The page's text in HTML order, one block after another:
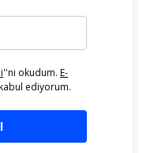
''ni okudum. E-
ediyorum.